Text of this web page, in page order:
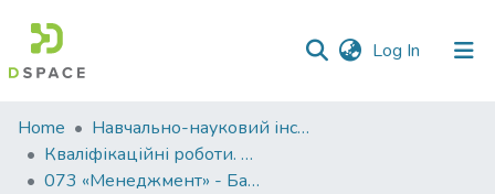
Log In (current)
Communities
&
Collections
Home
Навчально-науковий інститут економіки, управління, права та інформаційних технологій
Кваліфікаційні роботи. ННІ економіки, управління, права та ІТ
073 «Менеджмент» - Бакалаври 2023-2024